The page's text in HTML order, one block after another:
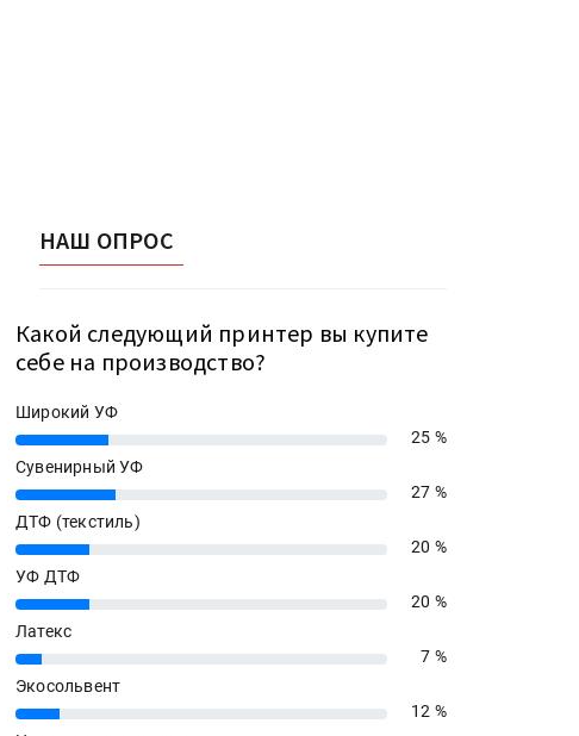
НАШ ОПРОС
Какой следующий принтер вы купите
себе на производство?
Широкий УФ
25%
25 %
Сувенирный УФ
27%
27 %
ДТФ (текстиль)
20%
20 %
УФ ДТФ
20%
20 %
Латекс
7%
7 %
Экосольвент
12%
12 %